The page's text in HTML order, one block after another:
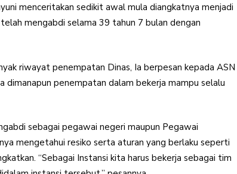
menceritakan sedikit awal mula diangkatnya menjadi
mengabdi selama 39 tahun 7 bulan dengan
riwayat penempatan Dinas, Ia berpesan kepada ASN
penempatan dalam bekerja mampu selalu
sebagai pegawai negeri maupun Pegawai
mengetahui resiko serta aturan yang berlaku seperti
“Sebagai Instansi kita harus bekerja sebagai tim